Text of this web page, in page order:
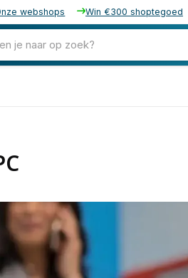
webshops Win €300 shoptegoed
je naar op zoek?